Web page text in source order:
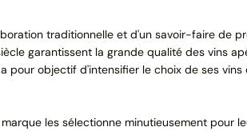
traditionnelle et d'un savoir-faire de
garantissent la grande qualité des vins
objectif d'intensifier le choix de ses
les sélectionne minutieusement pour